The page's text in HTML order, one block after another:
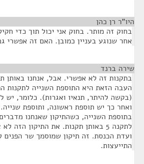
היו"ר רן כהן
בחוק זה מותר. בחוק אני יכול תוך כדי
אחר שנוגע בעניין כמובן. האם זה אפשרי
שירה ברנד
בתקנות זה לא אפשרי. אבל, אנחנו באותן
העבה הזאת היא התוספת השנייה לתקנות
ואחר כך יש תוספת ראשונה, ותוספת
בתוספת השנייה, כשהתיקון שאנחנו
לתקנה 5 באותן תקנות. את התיקון הזה
ועדת הכנסת. זה תיקון שמוסמך שר הפנים
התייעצות.